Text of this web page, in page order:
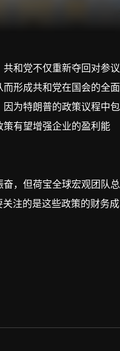
和党不仅重新夺回对参议
形成共和党在国会的全面
为特朗普的政策议程中包
有望增强企业的盈利能
，但荷宝全球宏观团队总
注的是这些政策的财务成